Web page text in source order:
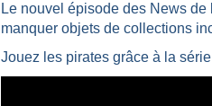
Le nouvel épisode des News
manquer objets de collections
Jouez les pirates grâce à la